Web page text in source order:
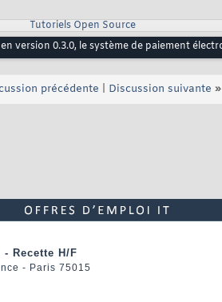
Tutoriels Open Source
en version 0.3.0, le système de paiement
précédente Discussion suivante »
Recette H/F
- Paris 75015